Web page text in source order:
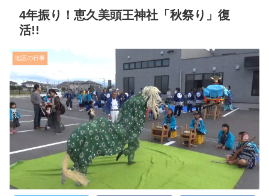
4年振り！恵久美頭王神社「秋祭り」復
活!!
地区の行事